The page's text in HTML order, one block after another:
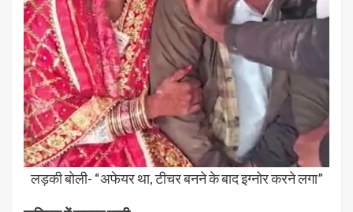
लड़की बोली- “अफेयर था, टीचर बनने के बाद इग्नोर करने लगा”